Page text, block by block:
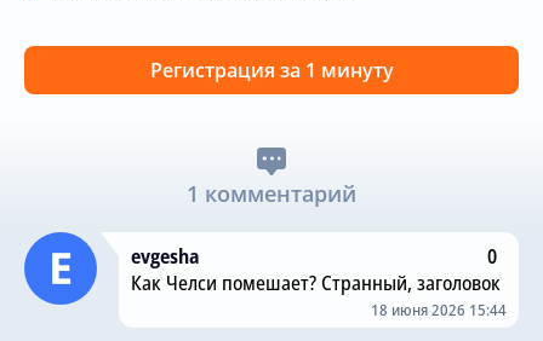
Регистрация за 1 минуту
1 комментарий
evgesha
0
Как Челси помешает? Странный, заголовок
18 июня 2026 15:44